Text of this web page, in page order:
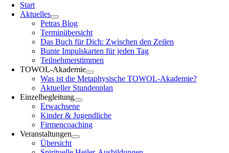
Start
Aktuelles
Petras Blog
Terminübersicht
Das Buch für Dich: Zwischen den Zeilen
Bunte Impulskarten für jeden Tag
Teilnehmerstimmen
TOWOL-Akademie
Was ist die Metaphysische TOWOL-Akademie?
Aktueller Stundenplan
Einzelbegleitung
Erwachsene
Kinder & Jugendliche
Firmencoaching
Veranstaltungen
Übersicht